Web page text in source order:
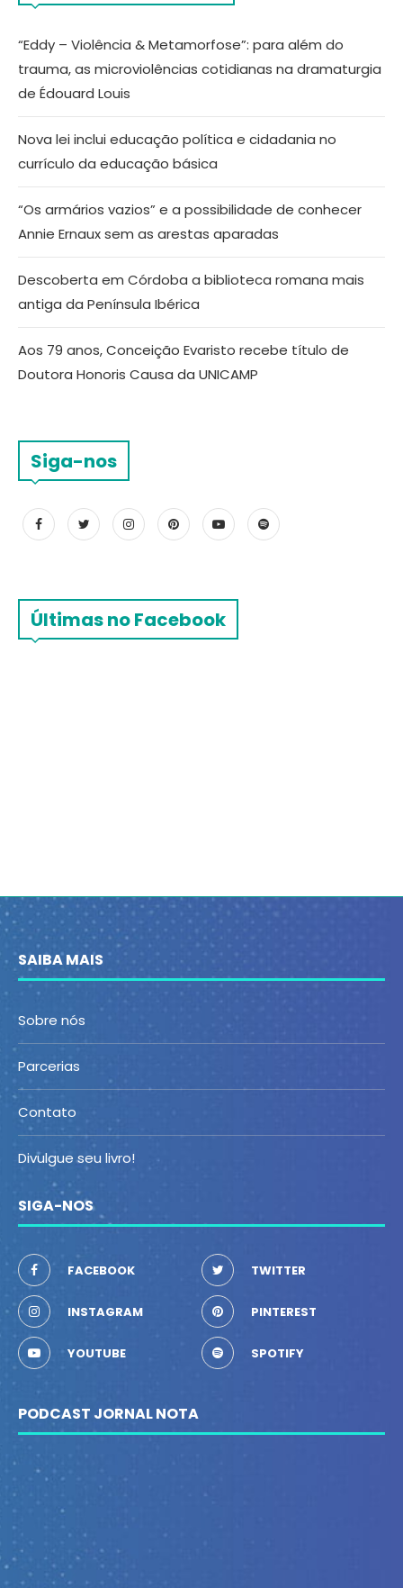
“Eddy – Violência & Metamorfose”: para além do
trauma, as microviolências cotidianas na dramaturgia
de Édouard Louis
Nova lei inclui educação política e cidadania no
currículo da educação básica
“Os armários vazios” e a possibilidade de conhecer
Annie Ernaux sem as arestas aparadas
Descoberta em Córdoba a biblioteca romana mais
antiga da Península Ibérica
Aos 79 anos, Conceição Evaristo recebe título de
Doutora Honoris Causa da UNICAMP
Siga-nos
Últimas no Facebook
SAIBA MAIS
Sobre nós
Parcerias
Contato
Divulgue seu livro!
SIGA-NOS
FACEBOOK TWITTER
INSTAGRAM PINTEREST
YOUTUBE SPOTIFY
PODCAST JORNAL NOTA